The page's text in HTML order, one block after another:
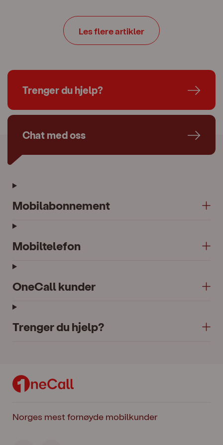
Les flere artikler
Trenger du hjelp?
Chat med oss
Mobilabonnement
Mobiltelefon
OneCall kunder
Trenger du hjelp?
Norges mest fornøyde mobilkunder